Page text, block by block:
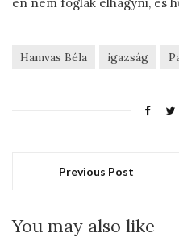
én nem foglak elhagyni, és
Hamvas Béla igazság
Previous Post
You may also like